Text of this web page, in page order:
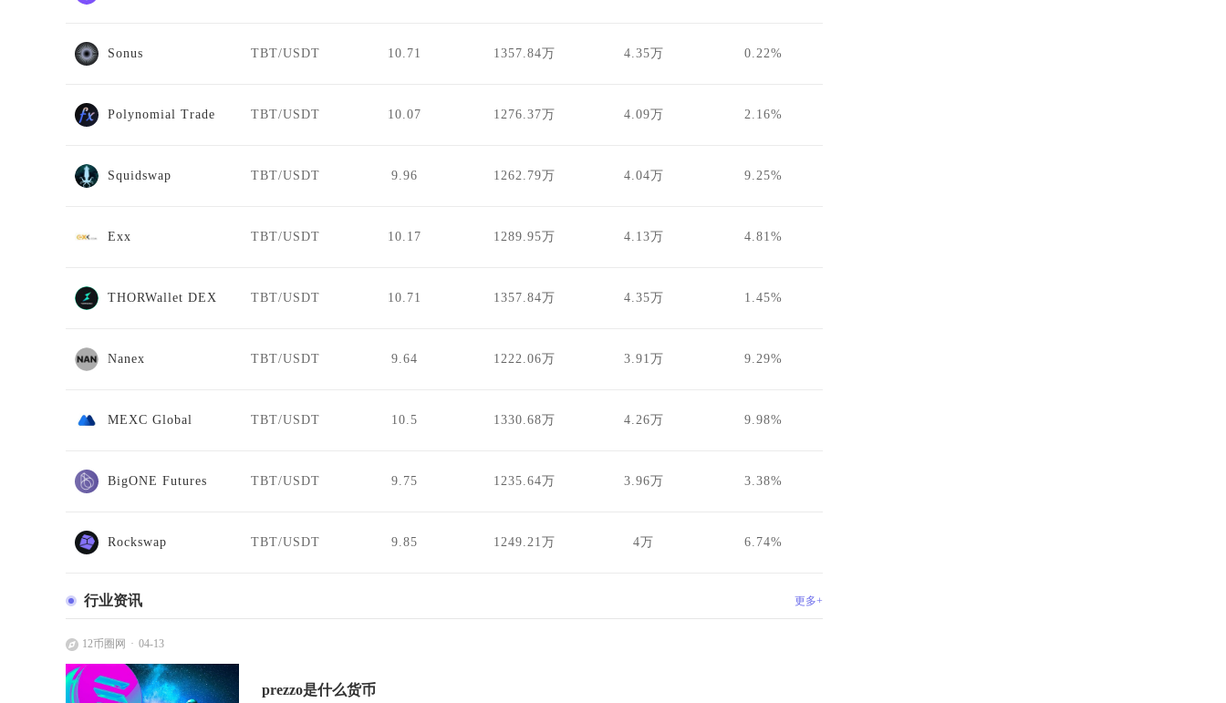
Sonus TBT/USDT 10.71 1357.84万 4.35万 0.22%
Polynomial Trade TBT/USDT 10.07 1276.37万 4.09万 2.16%
Squidswap TBT/USDT 9.96 1262.79万 4.04万 9.25%
Exx TBT/USDT 10.17 1289.95万 4.13万 4.81%
THORWallet DEX TBT/USDT 10.71 1357.84万 4.35万 1.45%
Nanex TBT/USDT 9.64 1222.06万 3.91万 9.29%
MEXC Global TBT/USDT 10.5 1330.68万 4.26万 9.98%
BigONE Futures TBT/USDT 9.75 1235.64万 3.96万 3.38%
Rockswap TBT/USDT 9.85 1249.21万 4万 6.74%
行业资讯 更多+
12币圈网 04-13
prezzo是什么货币